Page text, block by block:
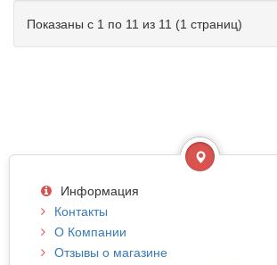
Показаны с 1 по 11 из 11 (1 страниц)
Информация
Контакты
О Компании
Отзывы о магазине